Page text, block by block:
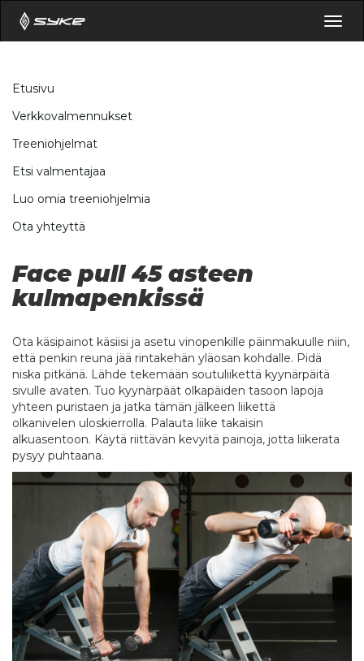
Etusivu
Verkkovalmennukset
Treeniohjelmat
Etsi valmentajaa
Luo omia treeniohjelmia
Ota yhteyttä
Face pull 45 asteen
kulmapenkissä
Ota käsipainot käsiisi ja asetu vinopenkille päinmakuulle niin,
että penkin reuna jää rintakehän yläosan kohdalle. Pidä
niska pitkänä. Lähde tekemään soutuliikettä kyynärpäitä
sivulle avaten. Tuo kyynärpäät olkapäiden tasoon lapoja
yhteen puristaen ja jatka tämän jälkeen liikettä
olkanivelen uloskierrolla. Palauta liike takaisin
alkuasentoon. Käytä riittävän kevyitä painoja, jotta liikerata
pysyy puhtaana.